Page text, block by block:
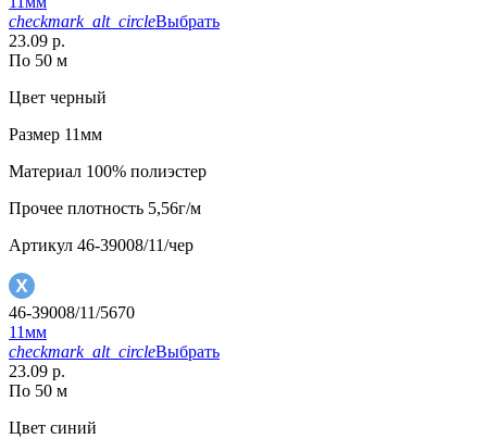
checkmark_alt_circleВыбрать
23.09 р.
По 50 м
Цвет черный
Размер 11мм
Материал 100% полиэстер
Прочее плотность 5,56г/м
Артикул 46-39008/11/чер
46-39008/11/5670
11мм
checkmark_alt_circleВыбрать
23.09 р.
По 50 м
Цвет синий